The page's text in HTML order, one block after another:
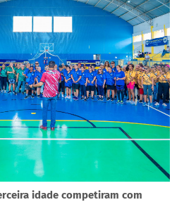
idade competiram com